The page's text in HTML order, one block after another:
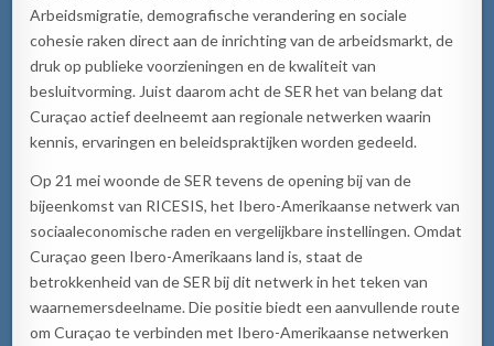
Arbeidsmigratie, demografische verandering en sociale
cohesie raken direct aan de inrichting van de arbeidsmarkt, de
druk op publieke voorzieningen en de kwaliteit van
besluitvorming. Juist daarom acht de SER het van belang dat
Curaçao actief deelneemt aan regionale netwerken waarin
kennis, ervaringen en beleidspraktijken worden gedeeld.
Op 21 mei woonde de SER tevens de opening bij van de
bijeenkomst van RICESIS, het Ibero-Amerikaanse netwerk van
sociaaleconomische raden en vergelijkbare instellingen. Omdat
Curaçao geen Ibero-Amerikaans land is, staat de
betrokkenheid van de SER bij dit netwerk in het teken van
waarnemersdeelname. Die positie biedt een aanvullende route
om Curaçao te verbinden met Ibero-Amerikaanse netwerken